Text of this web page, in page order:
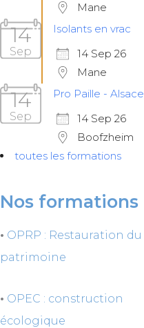
Mane
14
Sep
Isolants en vrac
14 Sep 26
Mane
14
Sep
Pro Paille - Alsace
14 Sep 26
Boofzheim
toutes les formations
Nos formations
• OPRP : Restauration du
patrimoine
• OPEC : construction
écologique